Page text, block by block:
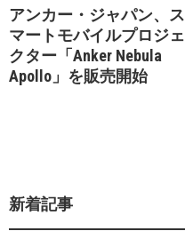
アンカー・ジャパン、ス
マートモバイルプロジェ
クター「Anker Nebula
Apollo」を販売開始
新着記事